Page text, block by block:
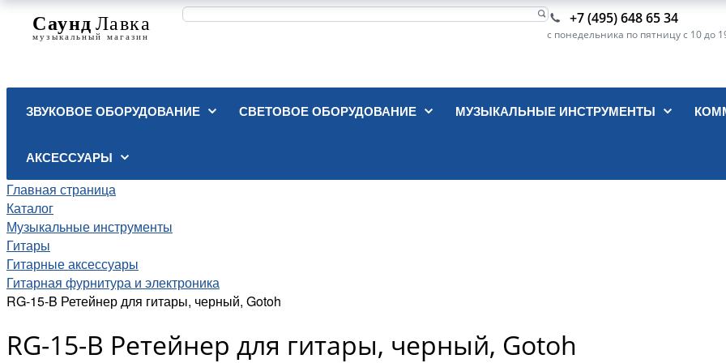
+7 (495) 648 65 34
с понедельника по пятницу с 10 до
ЗВУКОВОЕ ОБОРУДОВАНИЕ СВЕТОВОЕ ОБОРУДОВАНИЕ МУЗЫКАЛЬНЫЕ ИНСТРУМЕНТЫ
АКСЕССУАРЫ
Главная страница
Каталог
Музыкальные инструменты
Гитары
Гитарные аксессуары
Гитарная фурнитура и электроника
RG-15-B Ретейнер для гитары, черный, Gotoh
RG-15-B Ретейнер для гитары, черный, Gotoh